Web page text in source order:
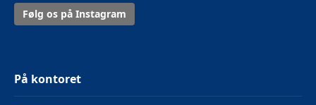
Følg os på Instagram
På kontoret